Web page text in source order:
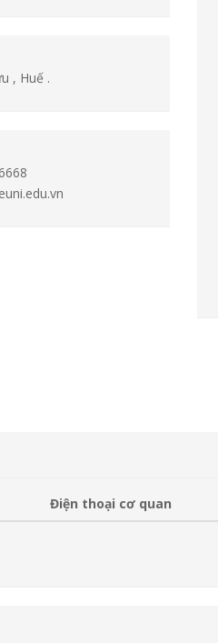
, Huế .
Điện thoại cơ quan